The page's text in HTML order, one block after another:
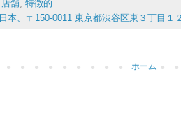
店舗, 特徴的
日本、〒150-0011 東京都渋谷区東３丁目１
ホーム